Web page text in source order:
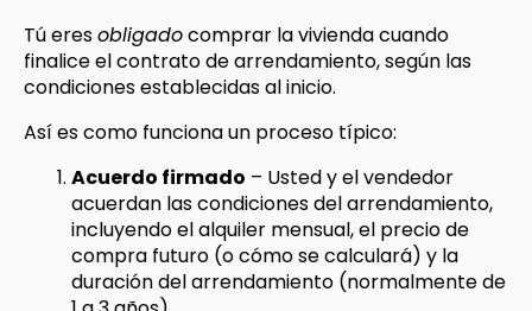
Tú eresobligadocomprar la vivienda cuando
finalice el contrato de arrendamiento, según las
condiciones establecidas al inicio.
Así es como funciona un proceso típico:
Acuerdo firmado – Usted y el vendedor
acuerdan las condiciones del arrendamiento,
incluyendo el alquiler mensual, el precio de
compra futuro (o cómo se calculará) y la
duración del arrendamiento (normalmente de